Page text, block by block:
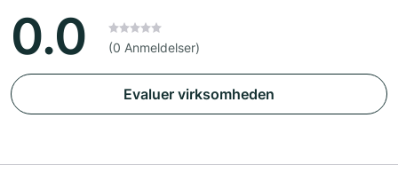
0.0 (0 Anmeldelser)
Evaluer virksomheden